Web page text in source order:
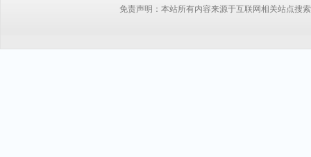
免责声明：本站所有内容来源于互联网相关站点搜